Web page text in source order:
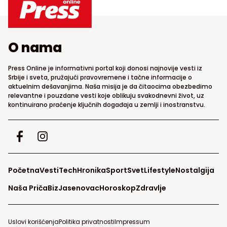
O nama
Press Online je informativni portal koji donosi najnovije vesti iz
Srbije i sveta, pružajući pravovremene i tačne informacije o
aktuelnim dešavanjima. Naša misija je da čitaocima obezbedimo
relevantne i pouzdane vesti koje oblikuju svakodnevni život, uz
kontinuirano praćenje ključnih događaja u zemlji i inostranstvu.
PočetnaVestiTechHronikaSportSvetLifestyleNostalgija
Naša PričaBizJasenovacHoroskopZdravlje
Uslovi korišćenjaPolitika privatnostiImpressum